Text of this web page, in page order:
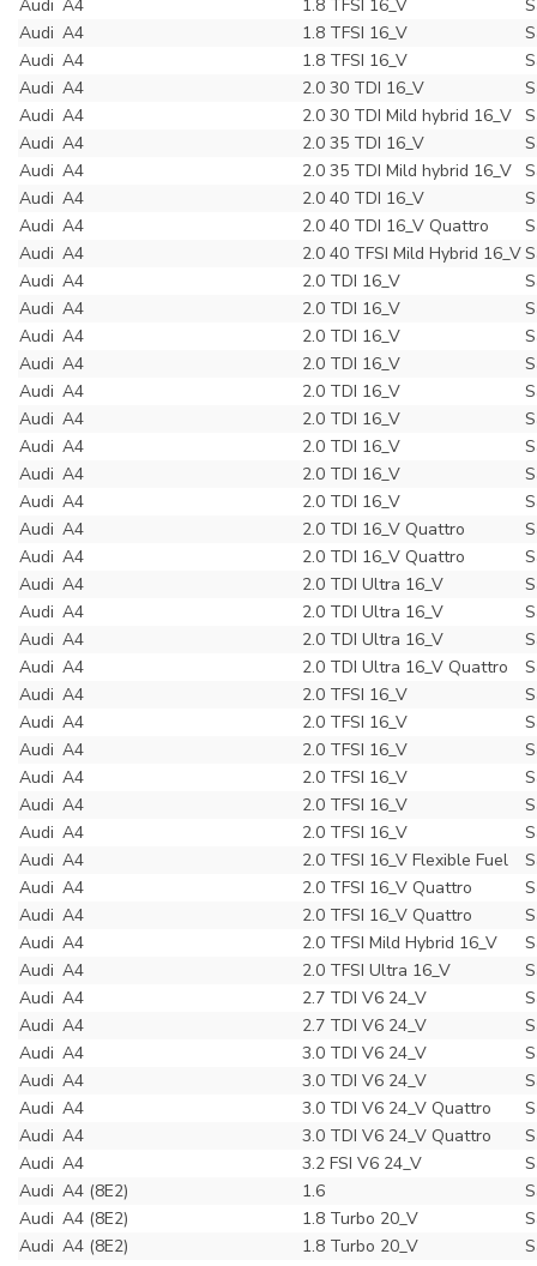
Audi A4 1.8 TFSI 16_V
Audi A4 1.8 TFSI 16_V
Audi A4 1.8 TFSI 16_V
Audi A4 2.0 30 TDI 16_V
Audi A4 2.0 30 TDI Mild hybrid 16_V
Audi A4 2.0 35 TDI 16_V
Audi A4 2.0 35 TDI Mild hybrid 16_V
Audi A4 2.0 40 TDI 16_V
Audi A4 2.0 40 TDI 16_V Quattro
Audi A4 2.0 40 TFSI Mild Hybrid 16_V
Audi A4 2.0 TDI 16_V
Audi A4 2.0 TDI 16_V
Audi A4 2.0 TDI 16_V
Audi A4 2.0 TDI 16_V
Audi A4 2.0 TDI 16_V
Audi A4 2.0 TDI 16_V
Audi A4 2.0 TDI 16_V
Audi A4 2.0 TDI 16_V
Audi A4 2.0 TDI 16_V
Audi A4 2.0 TDI 16_V Quattro
Audi A4 2.0 TDI 16_V Quattro
Audi A4 2.0 TDI Ultra 16_V
Audi A4 2.0 TDI Ultra 16_V
Audi A4 2.0 TDI Ultra 16_V
Audi A4 2.0 TDI Ultra 16_V Quattro
Audi A4 2.0 TFSI 16_V
Audi A4 2.0 TFSI 16_V
Audi A4 2.0 TFSI 16_V
Audi A4 2.0 TFSI 16_V
Audi A4 2.0 TFSI 16_V
Audi A4 2.0 TFSI 16_V
Audi A4 2.0 TFSI 16_V Flexible Fuel
Audi A4 2.0 TFSI 16_V Quattro
Audi A4 2.0 TFSI 16_V Quattro
Audi A4 2.0 TFSI Mild Hybrid 16_V
Audi A4 2.0 TFSI Ultra 16_V
Audi A4 2.7 TDI V6 24_V
Audi A4 2.7 TDI V6 24_V
Audi A4 3.0 TDI V6 24_V
Audi A4 3.0 TDI V6 24_V
Audi A4 3.0 TDI V6 24_V Quattro
Audi A4 3.0 TDI V6 24_V Quattro
Audi A4 3.2 FSI V6 24_V
Audi A4 (8E2) 1.6
Audi A4 (8E2) 1.8 Turbo 20_V
Audi A4 (8E2) 1.8 Turbo 20_V